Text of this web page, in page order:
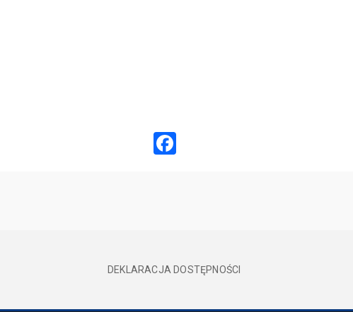
DEKLARACJA DOSTĘPNOŚCI